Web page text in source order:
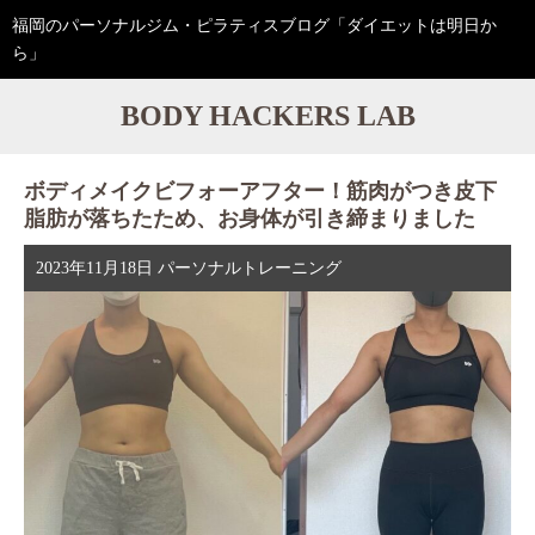
福岡のパーソナルジム・ピラティスブログ「ダイエットは明日か
ら」
BODY HACKERS LAB
ボディメイクビフォーアフター！筋肉がつき皮下
脂肪が落ちたため、お身体が引き締まりました
2023年11月18日 パーソナルトレーニング